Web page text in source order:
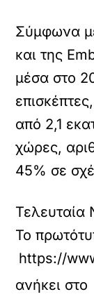
Σύμφωνα
και της
μέσα στο
από 2,1
χώρες,
45% σε
Τελευταία
Το
https://
ανήκει στο